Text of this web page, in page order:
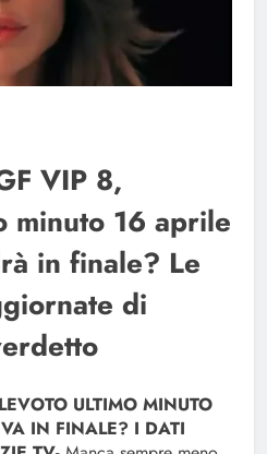
VIP 8,
minuto 16 aprile
in finale? Le
di
ULTIMO MINUTO
IN FINALE? I DATI